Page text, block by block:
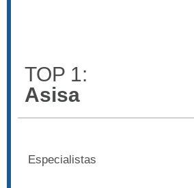
TOP 1:
Asisa
Especialistas